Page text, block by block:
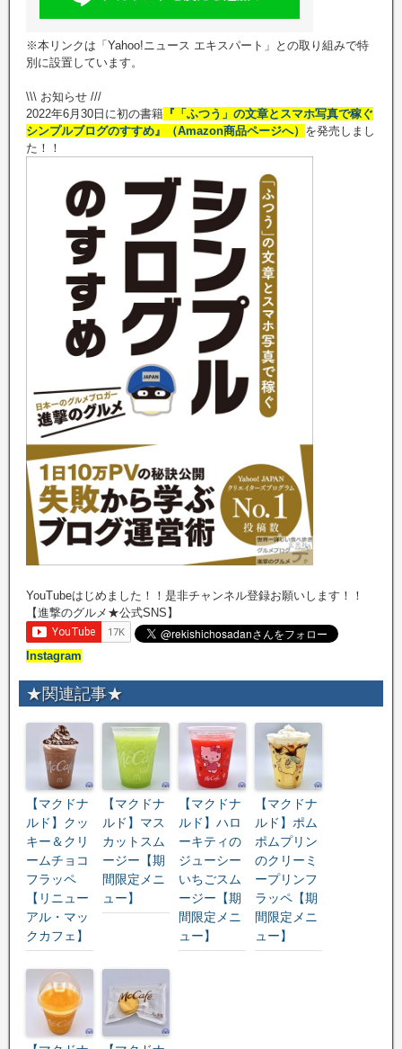
※本リンクは「Yahoo!ニュース エキスパート」との取り組みで特
別に設置しています。
\\\ お知らせ ///
2022年6月30日に初の書籍 『「ふつう」の文章とスマホ写真で稼ぐ
シンプルブログのすすめ』（Amazon商品ページへ） を発売しまし
た！！
YouTubeはじめました！！是非チャンネル登録お願いします！！
【進撃のグルメ★公式SNS】
Instagram
★関連記事★
【マクドナ
ルド】クッ
キー＆クリ
ームチョコ
フラッペ
【リニュー
アル・マッ
クカフェ】
【マクドナ
ルド】マス
カットスム
ージー【期
間限定メニ
ュー】
【マクドナ
ルド】ハロ
ーキティの
ジューシー
いちごスム
ージー【期
間限定メニ
ュー】
【マクドナ
ルド】ポム
ポムプリン
のクリーミ
ープリンフ
ラッペ【期
間限定メニ
ュー】